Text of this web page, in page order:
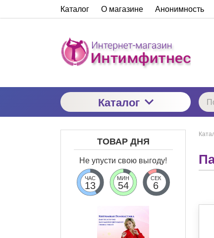
Каталог О магазине Анонимность
Каталог
ТОВАР ДНЯ
Не упусти свою выгоду!
ЧАС
13
МИН
54
СЕК
6